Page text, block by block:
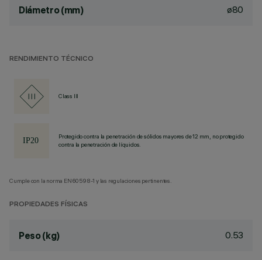
Diámetro (mm) ø80
RENDIMIENTO TÉCNICO
Class III
Protegido contra la penetración de sólidos mayores de 12 mm, no protegido
contra la penetración de líquidos.
Cumple con la norma EN60598-1 y las regulaciones pertinentes.
PROPIEDADES FÍSICAS
Peso (kg) 0.53